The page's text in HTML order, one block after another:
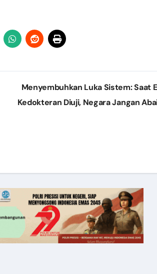
Menyembuhkan Luka Sistem: Saat
Kedokteran Diuji, Negara Jangan